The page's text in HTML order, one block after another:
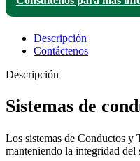
Descripción
Contáctenos
Descripción
Sistemas de
Los sistemas de Conductos y
manteniendo la integridad del